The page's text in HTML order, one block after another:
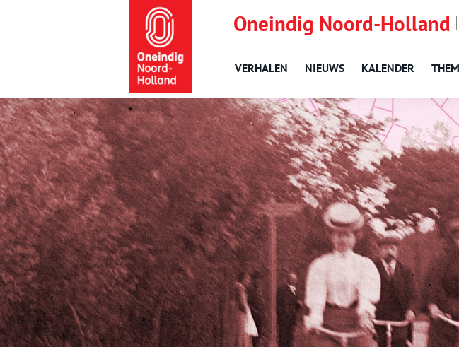
Oneindig Noord-Holland
VERHALEN NIEUWS KALENDER